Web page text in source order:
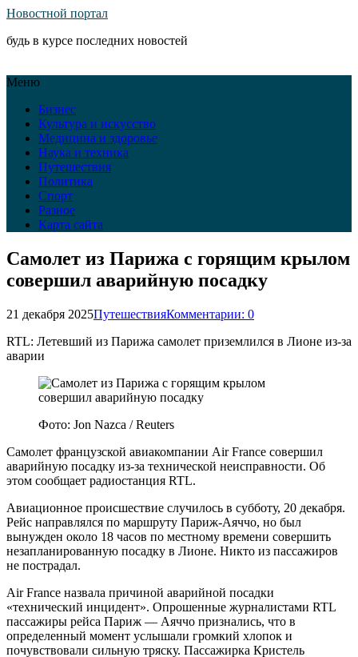
Новостной портал
будь в курсе последних новостей
Меню
Бизнес
Культура и искусство
Медицина и здоровье
Наука и техника
Путешествия
Политика
Спорт
Разное
Карта сайта
Самолет из Парижа с горящим крылом
совершил аварийную посадку
21 декабря 2025ПутешествияКомментарии: 0
RTL: Летевший из Парижа самолет приземлился в Лионе из-за
аварии
Фото: Jon Nazca / Reuters
Самолет французской авиакомпании Air France совершил
аварийную посадку из-за технической неисправности. Об
этом сообщает радиостанция RTL.
Авиационное происшествие случилось в субботу, 20 декабря.
Рейс направлялся по маршруту Париж-Аяччо, но был
вынужден около 18 часов по местному времени совершить
незапланированную посадку в Лионе. Никто из пассажиров
не пострадал.
Air France назвала причиной аварийной посадки
«технический инцидент». Опрошенные журналистами RTL
пассажиры рейса Париж — Аяччо признались, что в
определенный момент услышали громкий хлопок и
почувствовали сильную тряску. Пассажирка Кристель